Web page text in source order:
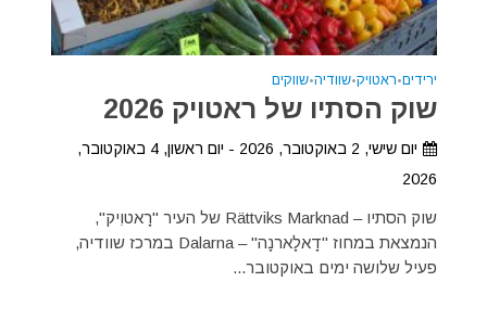
ירידים•ראטויק•שוודיה•שווקים
שוק הסתיו של ראטויק 2026
יום שישי, 2 באוקטובר, 2026 - יום ראשון, 4 באוקטובר,
2026
שוק הסתיו – Rättviks Marknad של העיר "רָאטוִיק",
הנמצאת במחוז "דָאלָארנָה" – Dalarna במרכז שוודיה,
פעיל שלושה ימים באוקטובר...